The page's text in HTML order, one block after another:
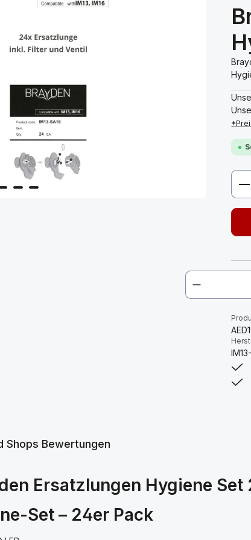
Shops Bewertungen
Ersatzlungen Hygiene Set
Set – 24er Pack